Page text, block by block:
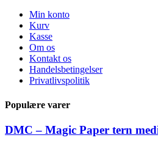
Min konto
Kurv
Kasse
Om os
Kontakt os
Handelsbetingelser
Privatlivspolitik
Populære varer
DMC – Magic Paper tern